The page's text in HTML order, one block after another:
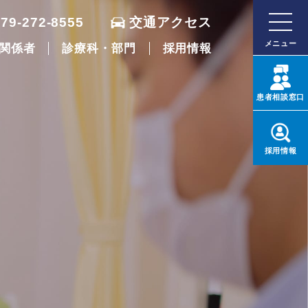
272-8555 交通アクセス
係者 診療科・部門 採用情報 メニュー
患者相談窓口
採用情報